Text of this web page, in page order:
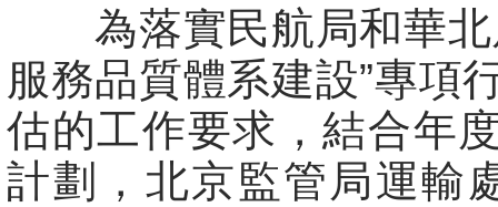
為落實民航局和華北
服務品質體系建設”專項
估的工作要求，結合年
計劃，北京監管局運輸